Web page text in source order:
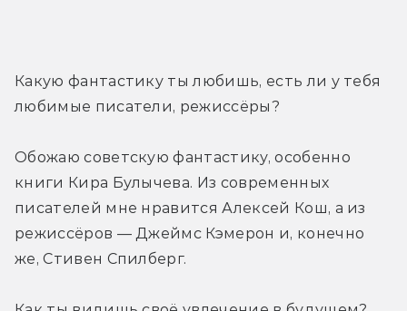
Какую фантастику ты любишь, есть ли у тебя
любимые писатели, режиссёры?
Обожаю советскую фантастику, особенно
книги Кира Булычева. Из современных
писателей мне нравится Алексей Кош, а из
режиссёров — Джеймс Кэмерон и, конечно
же, Стивен Спилберг.